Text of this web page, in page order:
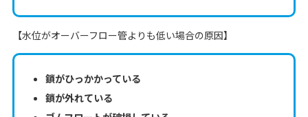
【水位がオーバーフロー管よりも低い場合の原因】
鎖がひっかかっている
鎖が外れている